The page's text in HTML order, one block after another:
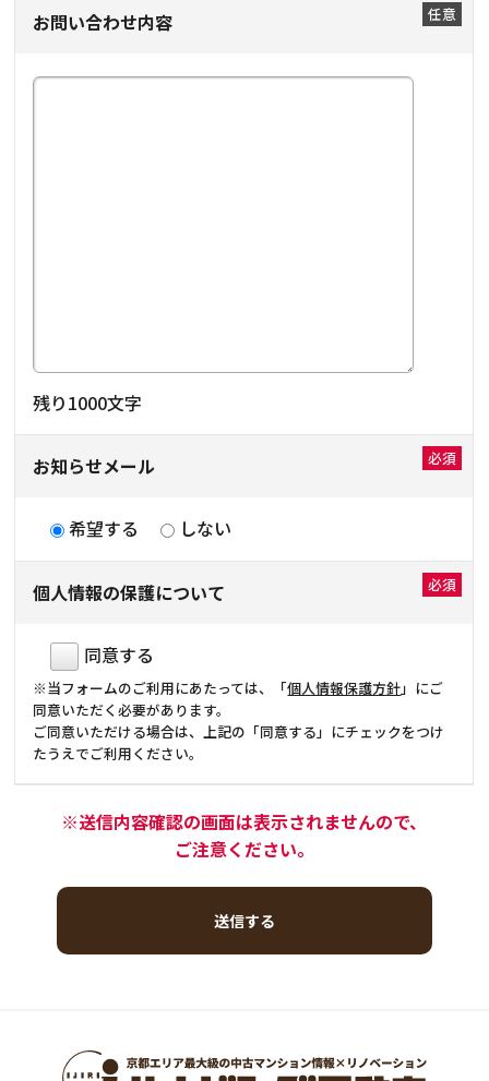
お問い合わせ内容
残り1000文字
お知らせメール
希望する しない
個人情報の保護について
同意する
※当フォームのご利用にあたっては、「個人情報保護方針」にご
同意いただく必要があります。
ご同意いただける場合は、上記の「同意する」にチェックをつけ
たうえでご利用ください。
※送信内容確認の画面は表示されませんので、
ご注意ください。